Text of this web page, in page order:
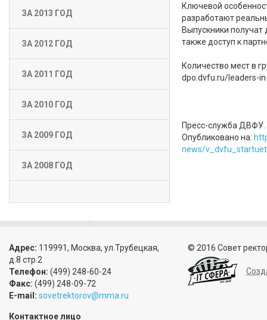
ЗА 2013 ГОД
ЗА 2012 ГОД
ЗА 2011 ГОД
ЗА 2010 ГОД
ЗА 2009 ГОД
ЗА 2008 ГОД
Ключевой
разработают
Выпускники
также доступ к
Количество мест в
dpo.dvfu.ru/leaders-
Пресс-служба ДВФУ.
Опубликовано на:
news/
Адрес: 119991, Москва, ул.Трубецкая,
д.8 стр.2
Телефон: (499) 248-60-24
Факс: (499) 248-09-72
E-mail: sovetrektorov@mma.ru
Контактное лицо
© 2016 Совет